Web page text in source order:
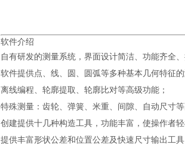
软件介绍
自有研发的测量系统，界面设计简洁、功能齐全
软件提供点、线、圆、圆弧等多种基本几何特征
离线编程、轮廓提取、轮廓比对等高级功能；
特殊测量：齿轮、弹簧、米重、间隙、自动尺寸等
创建提供十几种构造工具，功能丰富，使操作者
提供丰富形状公差和位置公差及快速尺寸输出工具